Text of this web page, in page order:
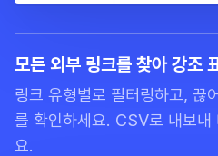
모든 외부 링크를 찾아 강조
링크 유형별로 필터링하고, 끊
를 확인하세요. CSV로 내보내
요.